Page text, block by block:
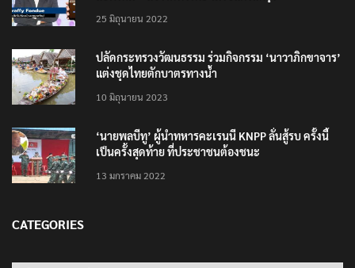
25 มิถุนายน 2022
ปลัดกระทรวงวัฒนธรรม ร่วมกิจกรรม ‘นาวาภิกขาจาร’
แต่งชุดไทยตักบาตรทางน้ำ
10 มิถุนายน 2023
‘นายพลบีทู’ ผู้นำทหารคะเรนนี KNPP ลั่นสู้รบ ครั้งนี้
เป็นครั้งสุดท้าย ที่ประชาชนต้องชนะ
13 มกราคม 2022
CATEGORIES